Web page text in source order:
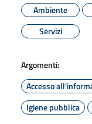
Ambiente
Servizi
Argomenti:
Accesso
Igiene pubblica